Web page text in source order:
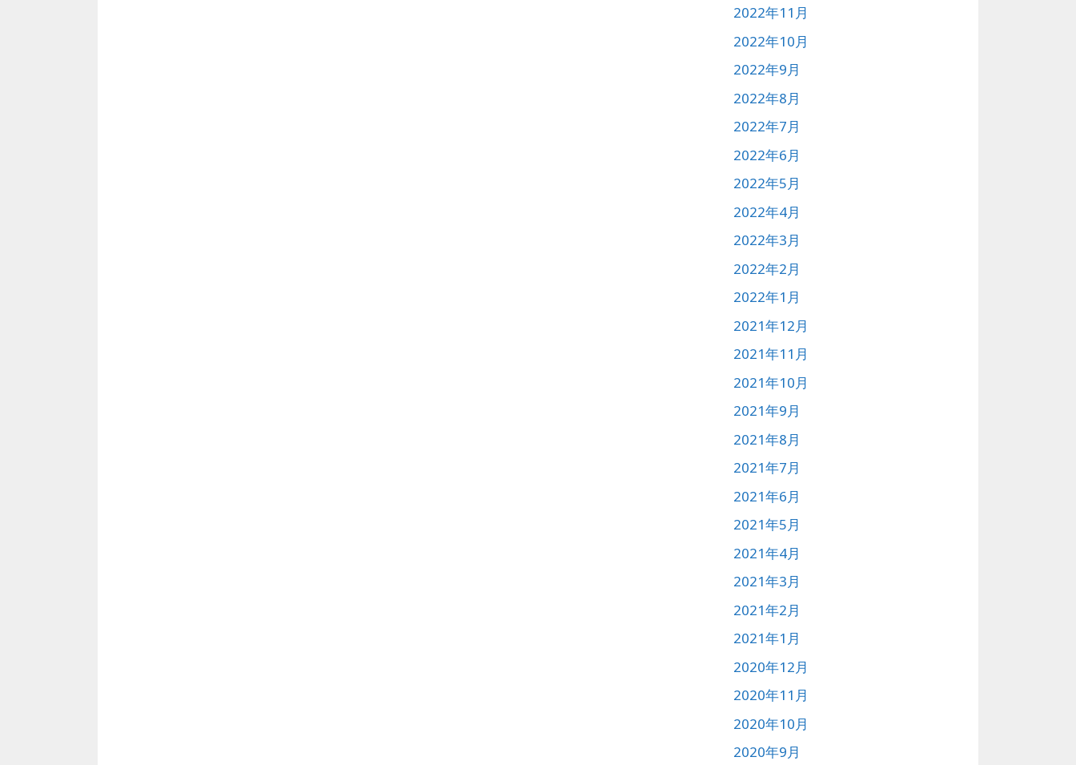
2022年11月
2022年10月
2022年9月
2022年8月
2022年7月
2022年6月
2022年5月
2022年4月
2022年3月
2022年2月
2022年1月
2021年12月
2021年11月
2021年10月
2021年9月
2021年8月
2021年7月
2021年6月
2021年5月
2021年4月
2021年3月
2021年2月
2021年1月
2020年12月
2020年11月
2020年10月
2020年9月